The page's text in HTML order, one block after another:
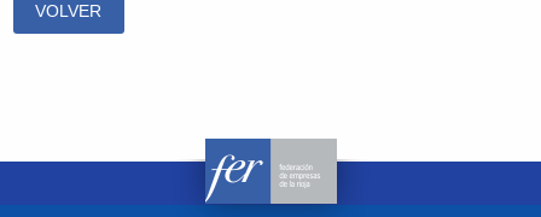
VOLVER